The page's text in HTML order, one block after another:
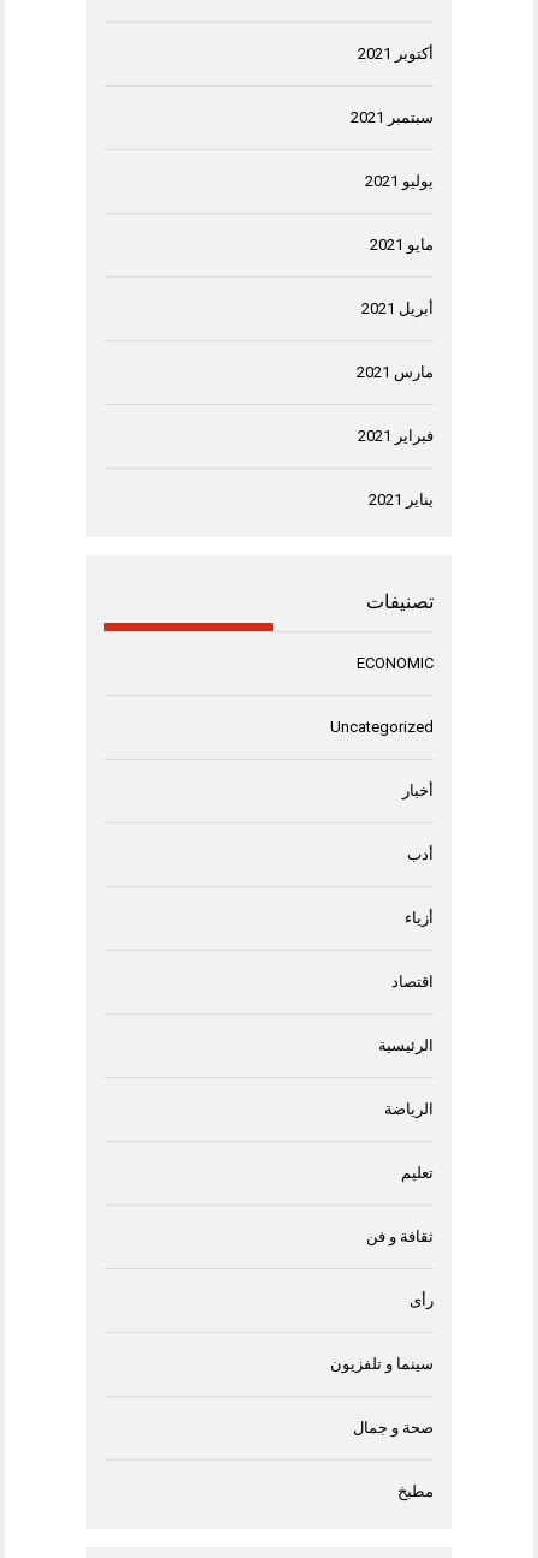
أكتوبر 2021
سبتمبر 2021
يوليو 2021
مايو 2021
أبريل 2021
مارس 2021
فبراير 2021
يناير 2021
تصنيفات
ECONOMIC
Uncategorized
أخبار
أدب
أزياء
اقتصاد
الرئيسية
الرياضة
تعليم
ثقافة و فن
رأى
سينما و تلفزيون
صحة و جمال
مطبخ